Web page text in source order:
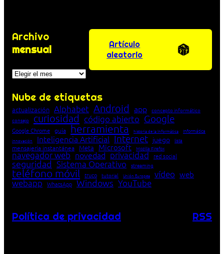
Archivo
mensual
Archivos
Artículo
aleatorio
Nube de etiquetas
actualización Alphabet Android app concepto informático
consejo
curiosidad código abierto Google
Google Chrome guía herramienta historia de la Informática Informática
innovación Inteligencia Artificial Internet juego lista
mensajería instantánea Meta Microsoft Mozilla Firefox
navegador web novedad privacidad red social
seguridad Sistema Operativo streaming
teléfono móvil truco tutorial Unión Europea vídeo web
webapp WhatsApp Windows YouTube
Política de privacidad RSS